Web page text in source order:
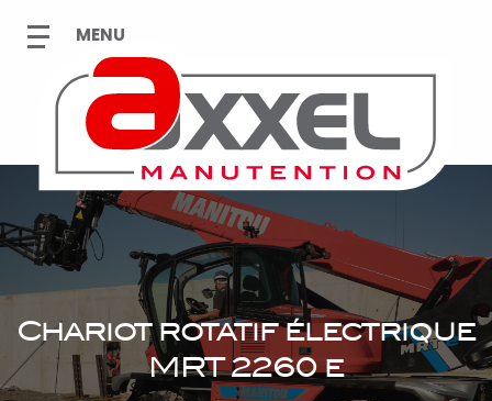
Chariot rotatif électrique
MRT 2260 e